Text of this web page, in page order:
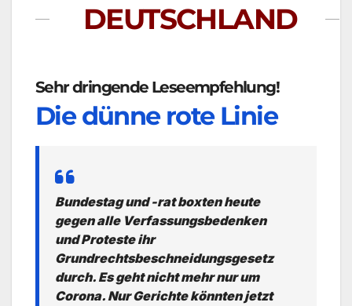
DEUTSCHLAND
Sehr dringende Leseempfehlung!
Die dünne rote Linie
Bundestag und -rat boxten heute
gegen alle Verfassungsbedenken
und Proteste ihr
Grundrechtsbeschneidungsgesetz
durch. Es geht nicht mehr nur um
Corona. Nur Gerichte könnten jetzt